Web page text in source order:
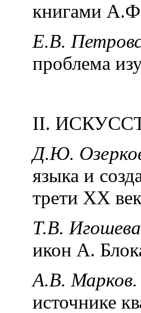
книгами
Е.В.
проблема
ΙΙ.
Д.Ю.
языка и
трети XX
Т.В.
икон А.
А.В.
источнике